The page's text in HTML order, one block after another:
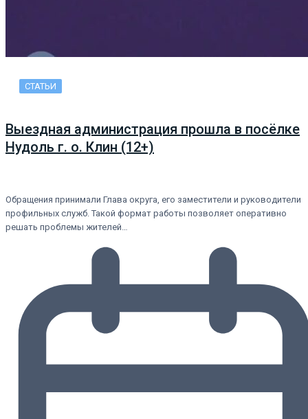
СТАТЬИ
Выездная администрация прошла в посёлке
Нудоль г. о. Клин (12+)
Обращения принимали Глава округа, его заместители и руководители
профильных служб. Такой формат работы позволяет оперативно
решать проблемы жителей…